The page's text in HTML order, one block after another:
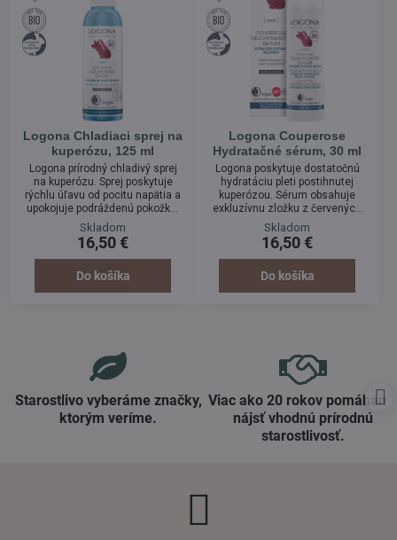
Logona Chladiaci sprej na
kuperózu, 125 ml
Logona prírodný chladivý sprej
na kuperózu. Sprej poskytuje
rýchlu úľavu od pocitu napätia a
upokojuje podráždenú pokožku.
Hydratuje pleť, posilňuje steny
ciev a zvyšuje ich pružnosť.
Super pomocník do kabelky i na
cesty.
Skladom
16,50 €
Do košíka
Logona Couperose
Hydratačné sérum, 30 ml
Logona poskytuje dostatočnú
hydratáciu pleti postihnutej
kuperózou. Sérum obsahuje
exkluzívnu zložku z červených
rias SILIDINE® . Posilňuje steny
ciev a zvyšuje ich pružnosť. Má
upokojujúci účinok a zmierňuje
sčervenanie pleti. Neobsahuje
žiaden alkohol.
Skladom
16,50 €
Do košíka
Starostlivo vyberáme značky,
ktorým veríme​.
Viac ako 20 rokov
nájsť vhodnú prírodnú
starostlivosť​.